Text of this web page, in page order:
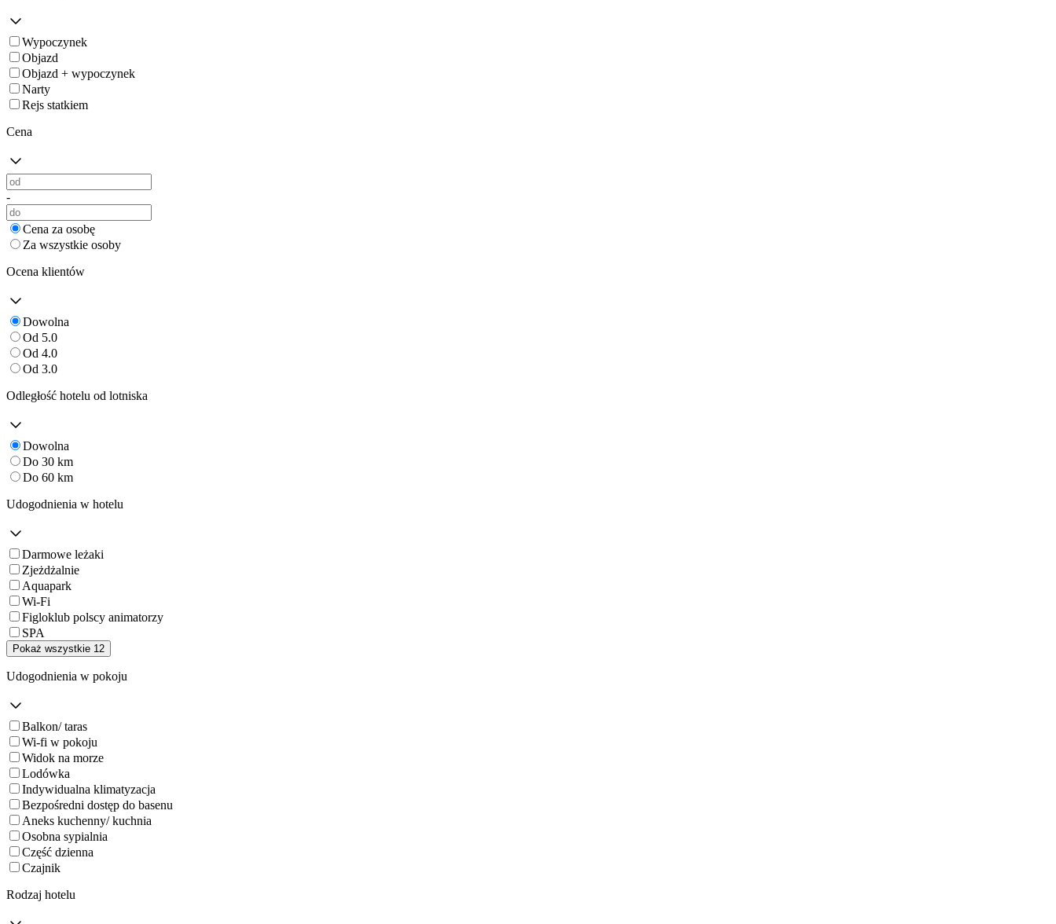
Wypoczynek
Objazd
Objazd + wypoczynek
Narty
Rejs statkiem
Cena
-
Cena za osobę
Za wszystkie osoby
Ocena klientów
Dowolna
Od 5.0
Od 4.0
Od 3.0
Odległość hotelu od lotniska
Dowolna
Do 30 km
Do 60 km
Udogodnienia w hotelu
Darmowe leżaki
Zjeżdżalnie
Aquapark
Wi-Fi
Figloklub polscy animatorzy
SPA
Pokaż wszystkie 12
Udogodnienia w pokoju
Balkon/ taras
Wi-fi w pokoju
Widok na morze
Lodówka
Indywidualna klimatyzacja
Bezpośredni dostęp do basenu
Aneks kuchenny/ kuchnia
Osobna sypialnia
Część dzienna
Czajnik
Rodzaj hotelu